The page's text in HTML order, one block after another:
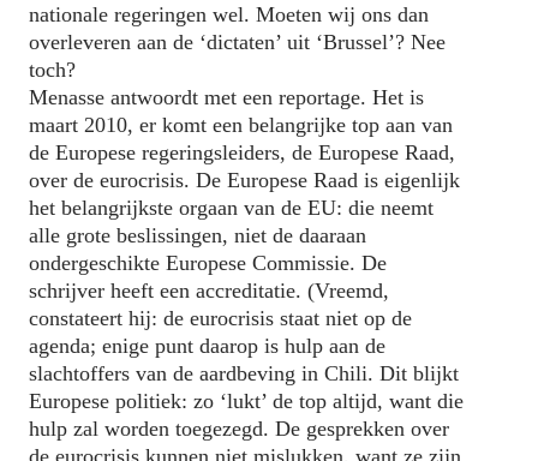
nationale regeringen wel. Moeten wij ons dan
overleveren aan de ‘dictaten’ uit ‘Brussel’? Nee
toch?
Menasse antwoordt met een reportage. Het is
maart 2010, er komt een belangrijke top aan van
de Europese regeringsleiders, de Europese Raad,
over de eurocrisis. De Europese Raad is eigenlijk
het belangrijkste orgaan van de EU: die neemt
alle grote beslissingen, niet de daaraan
ondergeschikte Europese Commissie. De
schrijver heeft een accreditatie. (Vreemd,
constateert hij: de eurocrisis staat niet op de
agenda; enige punt daarop is hulp aan de
slachtoffers van de aardbeving in Chili. Dit blijkt
Europese politiek: zo ‘lukt’ de top altijd, want die
hulp zal worden toegezegd. De gesprekken over
de eurocrisis kunnen niet mislukken, want ze zijn